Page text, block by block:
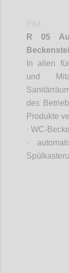
R 05
In allen
und
des
Produkte
· WC-
·